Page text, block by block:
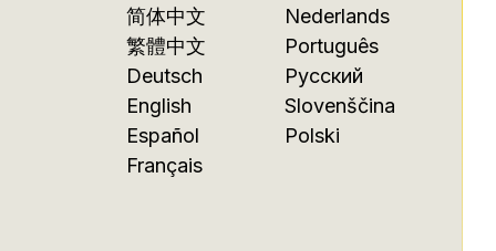
简体中文
繁體中文
Deutsch
English
Español
Français
Nederlands
Português
Русский
Slovenščina
Polski